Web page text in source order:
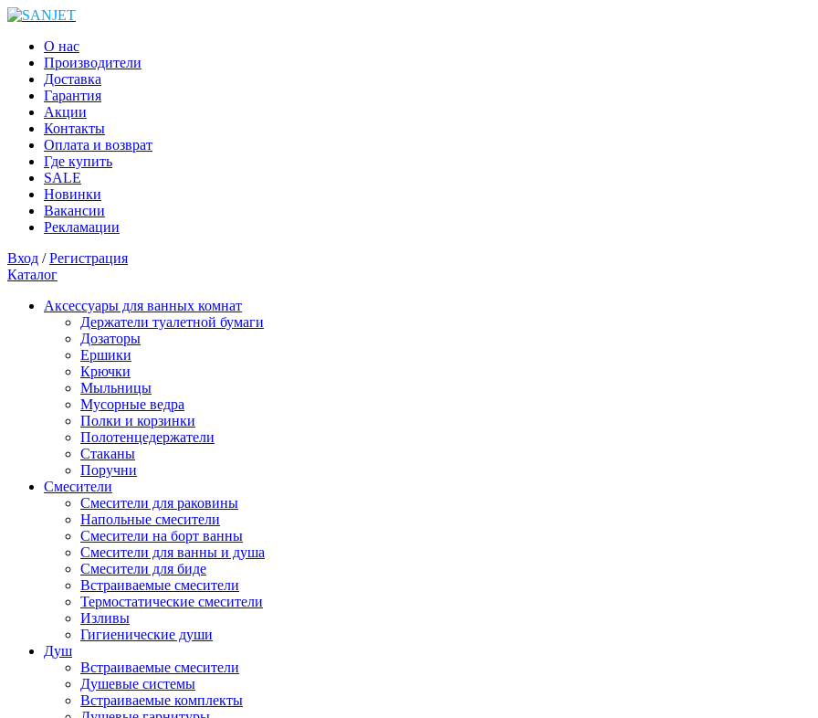
О нас
Производители
Доставка
Гарантия
Акции
Контакты
Оплата и возврат
Где купить
SALE
Новинки
Вакансии
Рекламации
Вход /Регистрация
Каталог
Аксессуары для ванных комнат
Держатели туалетной бумаги
Дозаторы
Ершики
Крючки
Мыльницы
Мусорные ведра
Полки и корзинки
Полотенцедержатели
Стаканы
Поручни
Смесители
Смесители для раковины
Напольные смесители
Смесители на борт ванны
Смесители для ванны и душа
Смесители для биде
Встраиваемые смесители
Термостатические смесители
Изливы
Гигиенические души
Душ
Встраиваемые смесители
Душевые системы
Встраиваемые комплекты